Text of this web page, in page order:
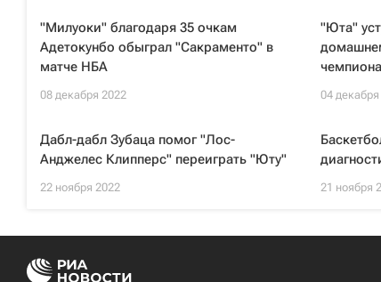
"Милуоки" благодаря 35 очкам
Адетокунбо обыграл "Сакраменто" в
матче НБА
08 декабря 2022
"Юта"
04
Дабл-дабл Зубаца помог "Лос-
Анджелес Клипперс" переиграть "Юту"
22 ноября 2022 21 ноября